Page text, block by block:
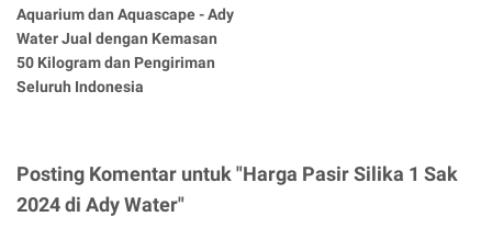
Aquarium dan Aquascape - Ady
Water Jual dengan Kemasan
50 Kilogram dan Pengiriman
Seluruh Indonesia
Posting Komentar untuk "Harga Pasir Silika 1 Sak
2024 di Ady Water"